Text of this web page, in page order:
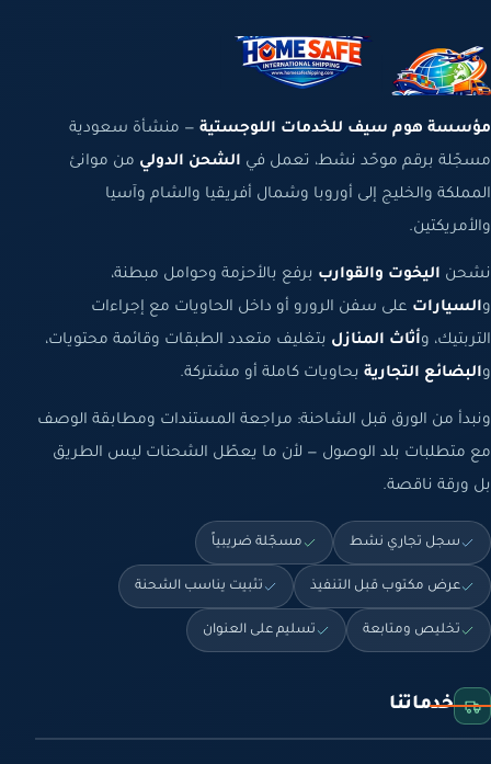
مؤسسة هوم سيف للخدمات اللوجستية — منشأة سعودية
مسجّلة برقم موحّد نشط، تعمل في الشحن الدولي من موانئ
المملكة والخليج إلى أوروبا وشمال أفريقيا والشام وآسيا
والأمريكتين.
نشحن اليخوت والقوارب برفع بالأحزمة وحوامل مبطنة،
والسيارات على سفن الرورو أو داخل الحاويات مع إجراءات
التربتيك، وأثاث المنازل بتغليف متعدد الطبقات وقائمة محتويات،
والبضائع التجارية بحاويات كاملة أو مشتركة.
ونبدأ من الورق قبل الشاحنة: مراجعة المستندات ومطابقة الوصف
مع متطلبات بلد الوصول — لأن ما يعطّل الشحنات ليس الطريق
بل ورقة ناقصة.
سجل تجاري نشط مسجّلة ضريبياً
عرض مكتوب قبل التنفيذ تثبيت يناسب الشحنة
تخليص ومتابعة تسليم على العنوان
خدماتنا